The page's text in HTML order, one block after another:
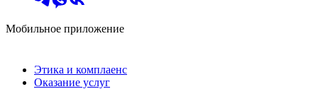
Мобильное приложение
Этика и комплаенс
Оказание услуг